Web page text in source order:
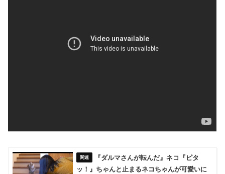
『ダルマさんが転んだ』ネコ『ピタ
ッ！』ちゃんと止まるネコちゃんが可愛いに